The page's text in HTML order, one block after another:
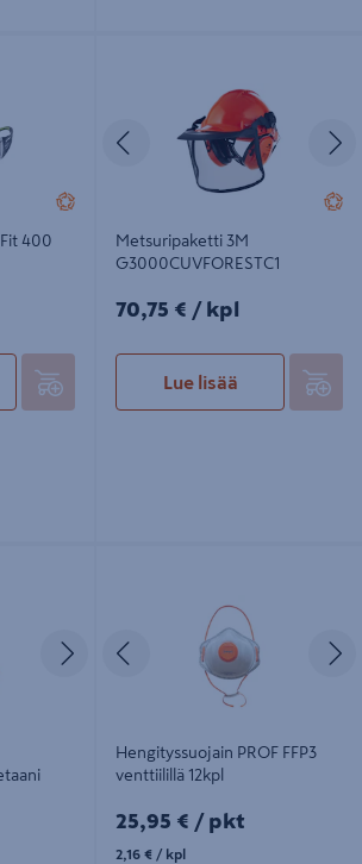
400
Edellinen
Metsuripaketti 3M
G3000CUVFORESTC1
70,75€/kpl
70,75 € / kpl
Lue lisää
SeuraavaEdellinen
Hengityssuojain PROF FFP3
venttiilillä 12kpl
25,95€/pkt
25,95 € / pkt
2,16€/kpl
2,16 € / kpl